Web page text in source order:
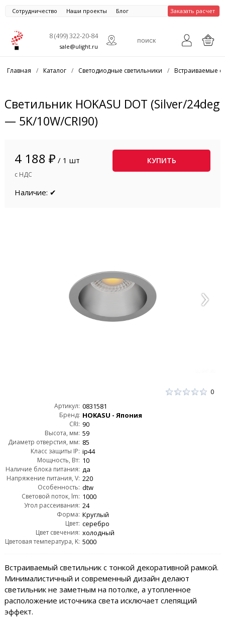
Сотрудничество Наши проекты Блог Заказать расчет
8 (499) 322-20-84
sale@ulight.ru
Главная / Каталог / Светодиодные светильники / Встраиваемые
Светильник HOKASU DOT (Silver/24deg
— 5K/10W/CRI90)
4 188 ₽ / 1 шт
с НДС
КУПИТЬ
Наличие: ✔
0
Артикул: 0831581
Бренд: HOKASU - Япония
CRI: 90
Высота, мм: 59
Диаметр отверстия, мм: 85
Класс защиты IP: ip44
Мощность, Вт: 10
Наличие блока питания: да
Напряжение питания, V: 220
Особенность: dtw
Световой поток, lm: 1000
Угол рассеивания: 24
Форма: Круглый
Цвет: серебро
Цвет свечения: холодный
Цветовая температура, K: 5000
Встраиваемый светильник с тонкой декоративной рамкой.
Минималистичный и современный дизайн делают
светильник не заметным на потолке, а утопленное
расположение источника света исключает слепящий
эффект.